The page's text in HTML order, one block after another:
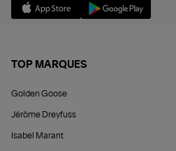
TOP MARQUES
Golden Goose
Jérôme Dreyfuss
Isabel Marant